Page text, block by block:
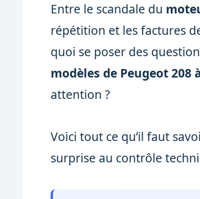
Entre le scandale du
répétition et les factures
quoi se poser des
modèles de Peugeot 208
attention ?
Voici tout ce qu’il faut
surprise au contrôle